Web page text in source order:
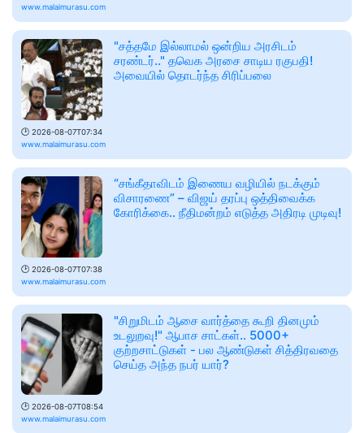
www.malaimurasu.com
🕑 2026-08-07T07:34
www.malaimurasu.com
"சத்தமே இல்லாமல் ஒன்றிய அரசிடம்
சரண்டர்.." தவெக அரசை சாடிய ரகுபதி!
அவையில் தொடர்ந்த சிரிப்பலை
🕑 2026-08-07T07:38
www.malaimurasu.com
“சங்கீதாவிடம் இணைய வழியில் நடக்கும்
விசாரணை” – விஜய் தரப்பு ஒத்திவைக்க
கோரிக்கை.. நீதிமன்றம் எடுத்த அதிரடி முடிவு!
🕑 2026-08-07T08:54
www.malaimurasu.com
"சிறுமிடம் ஆசை வார்த்தை கூறி தினமும்
உடலுறவு!" ஆபாச சாட்கள்.. 5000+
குற்றசாட்டுகள் - பல ஆண்டுகள் சித்திரவதை
செய்த அந்த நபர் யார்?